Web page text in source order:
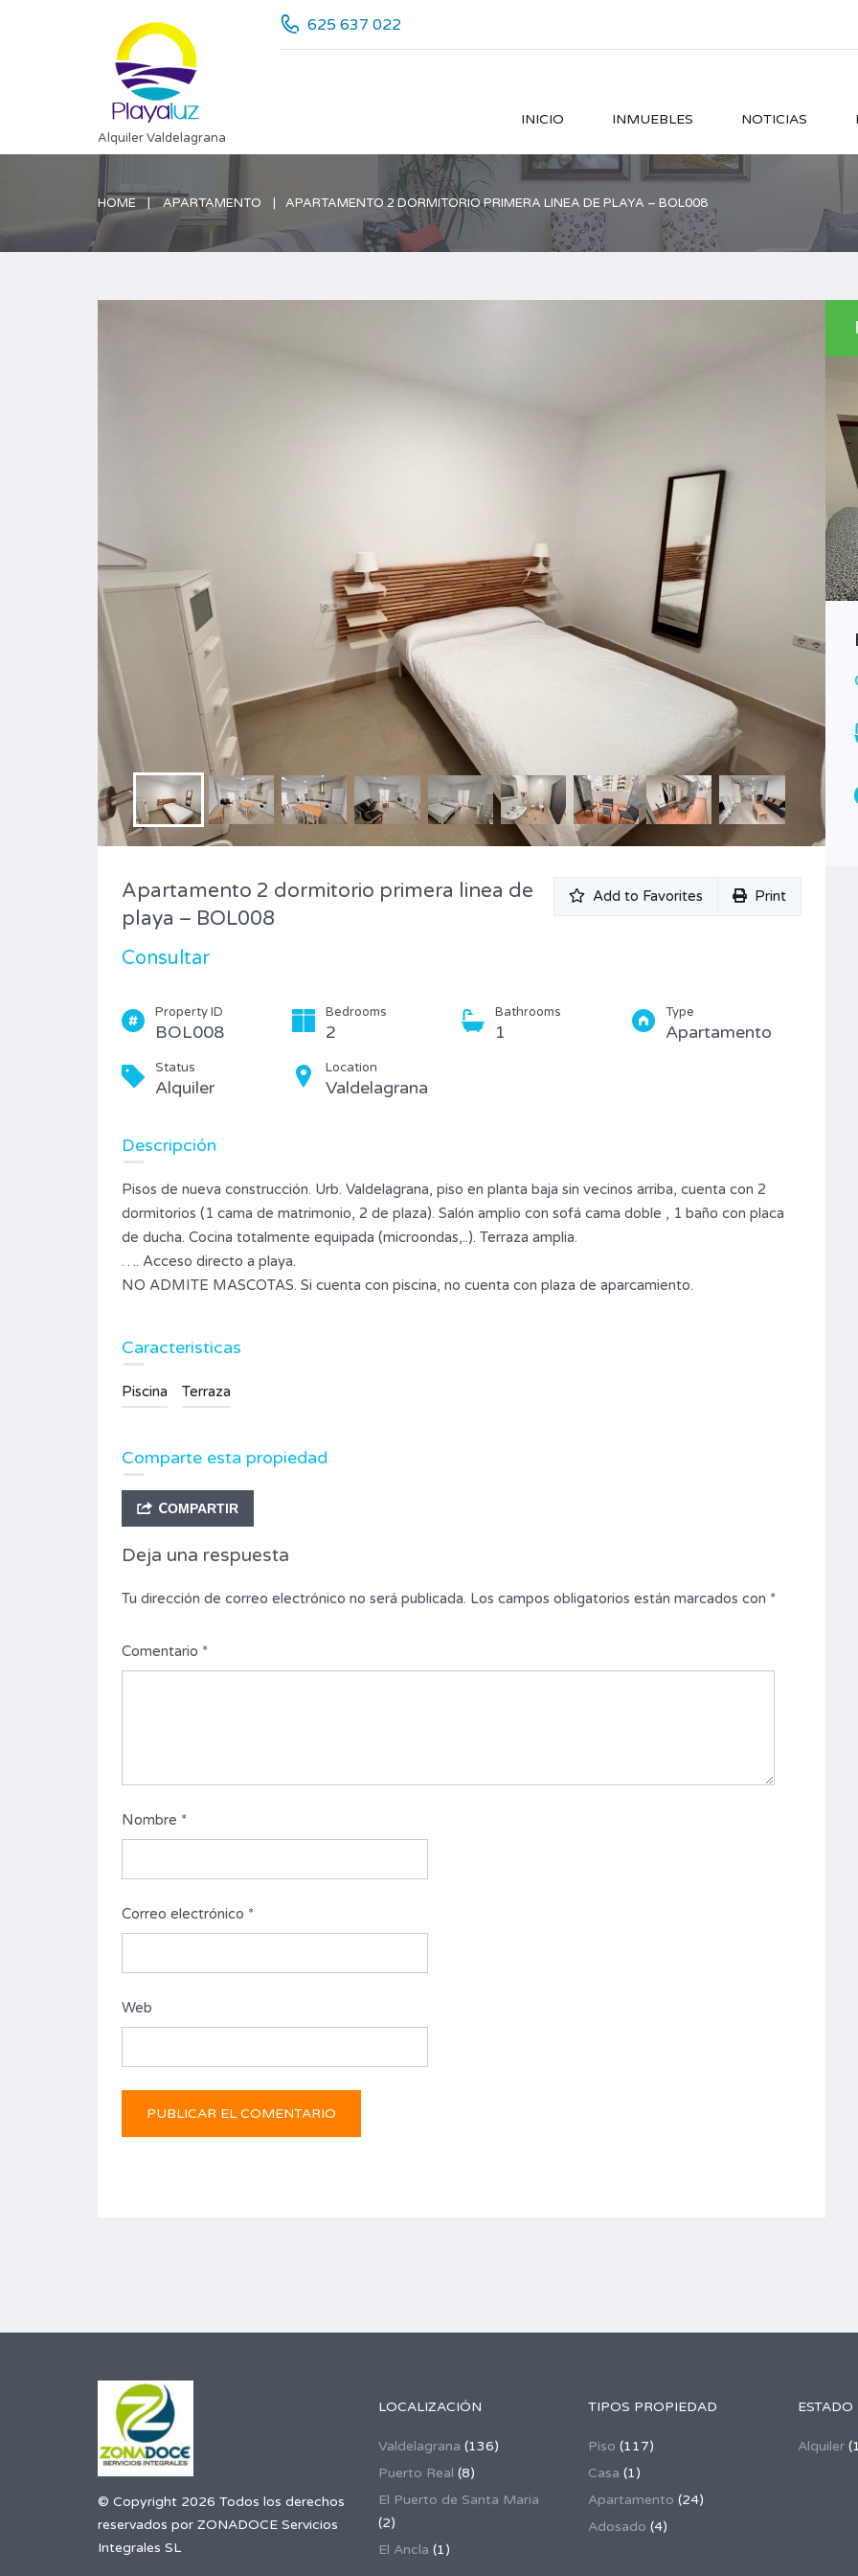
Alquiler Valdelagrana
625 637 022
INICIO INMUEBLES NOTICIAS
HOME APARTAMENTO APARTAMENTO 2 DORMITORIO PRIMERA LINEA DE PLAYA – BOL008
Add to Favorites Print
Apartamento 2 dormitorio primera linea de
playa – BOL008
Consultar
Property ID
BOL008
Bedrooms
2
Bathrooms
1
Type
Apartamento
Status
Alquiler
Location
Valdelagrana
Descripción
Pisos de nueva construcción. Urb. Valdelagrana, piso en planta baja sin vecinos arriba, cuenta con 2
dormitorios (1 cama de matrimonio, 2 de plaza). Salón amplio con sofá cama doble , 1 baño con placa
de ducha. Cocina totalmente equipada (microondas,..). Terraza amplia.
…. Acceso directo a playa.
NO ADMITE MASCOTAS. Si cuenta con piscina, no cuenta con plaza de aparcamiento.
Caracteristicas
Piscina Terraza
Comparte esta propiedad
COMPARTIR
Deja una respuesta
Tu dirección de correo electrónico no será publicada. Los campos obligatorios están marcados con *
Comentario *
Nombre *
Correo electrónico *
Web
Alquiler piso Valdelagrana CAD089
Consultar
Bedrooms
3 2
Garages
1
Piso
Alquiler piso Valdelagrana CAD139
2
Bathrooms
1
Garages
1
Piso
© Copyright 2026 Todos los derechos
reservados por ZONADOCE Servicios
Integrales SL
LOCALIZACIÓN
Valdelagrana (136)
Puerto Real (8)
El Puerto de Santa Maria
(2)
El Ancla (1)
TIPOS PROPIEDAD
Piso (117)
Casa (1)
Apartamento (24)
Adosado (4)
Alquiler